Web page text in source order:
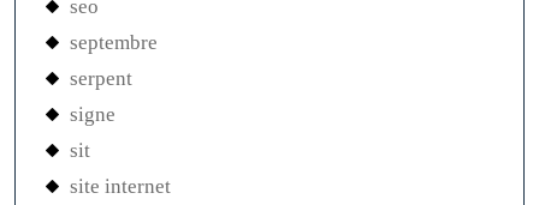
seo
septembre
serpent
signe
sit
site internet